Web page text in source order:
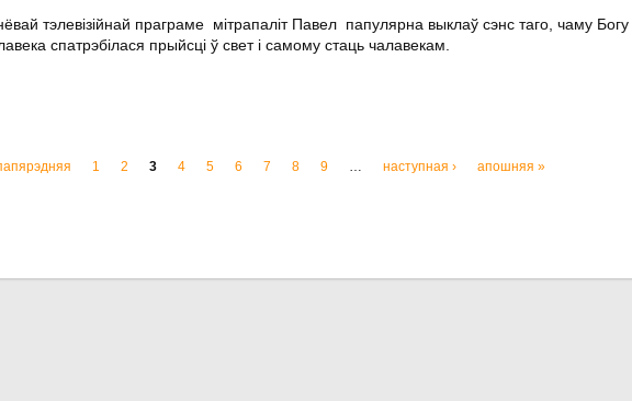
тэлевізійнай праграме мітрапаліт Павел папулярна выклаў сэнс таго, чаму
спатрэбілася прыйсці ў свет і самому стаць чалавекам.
1 2 3 4 5 6 7 8 9 … наступная › апошняя »